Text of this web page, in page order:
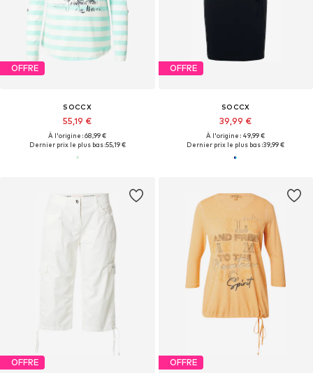
OFFRE
SOCCX
55,19 €
À l'origine : 68,99 €
Dernier prix le plus bas :55,19 €
OFFRE
SOCCX
39,99 €
À l'origine : 49,99 €
Dernier prix le plus bas :39,99 €
OFFRE OFFRE